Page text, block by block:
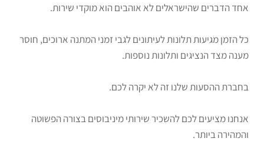
אחד הדברים שהישראלים לא אוהבים הוא מוקדי שירות.
כל הזמן מגיעות תלונות לעיתונים לגבי זמני המתנה ארוכים, חוסר
מענה מצד הנציגים ותלונות נוספות.
בחברת ההסעות שלנו זה לא יקרה לכם.
אנחנו מציעים לכם להשכיר שירותי מיניבוסים בצורה הפשוטה
והמהירה ביותר.